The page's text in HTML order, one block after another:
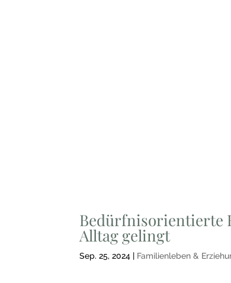
Bedürfnisorientierte
Alltag gelingt
Sep. 25, 2024 | Familienleben &